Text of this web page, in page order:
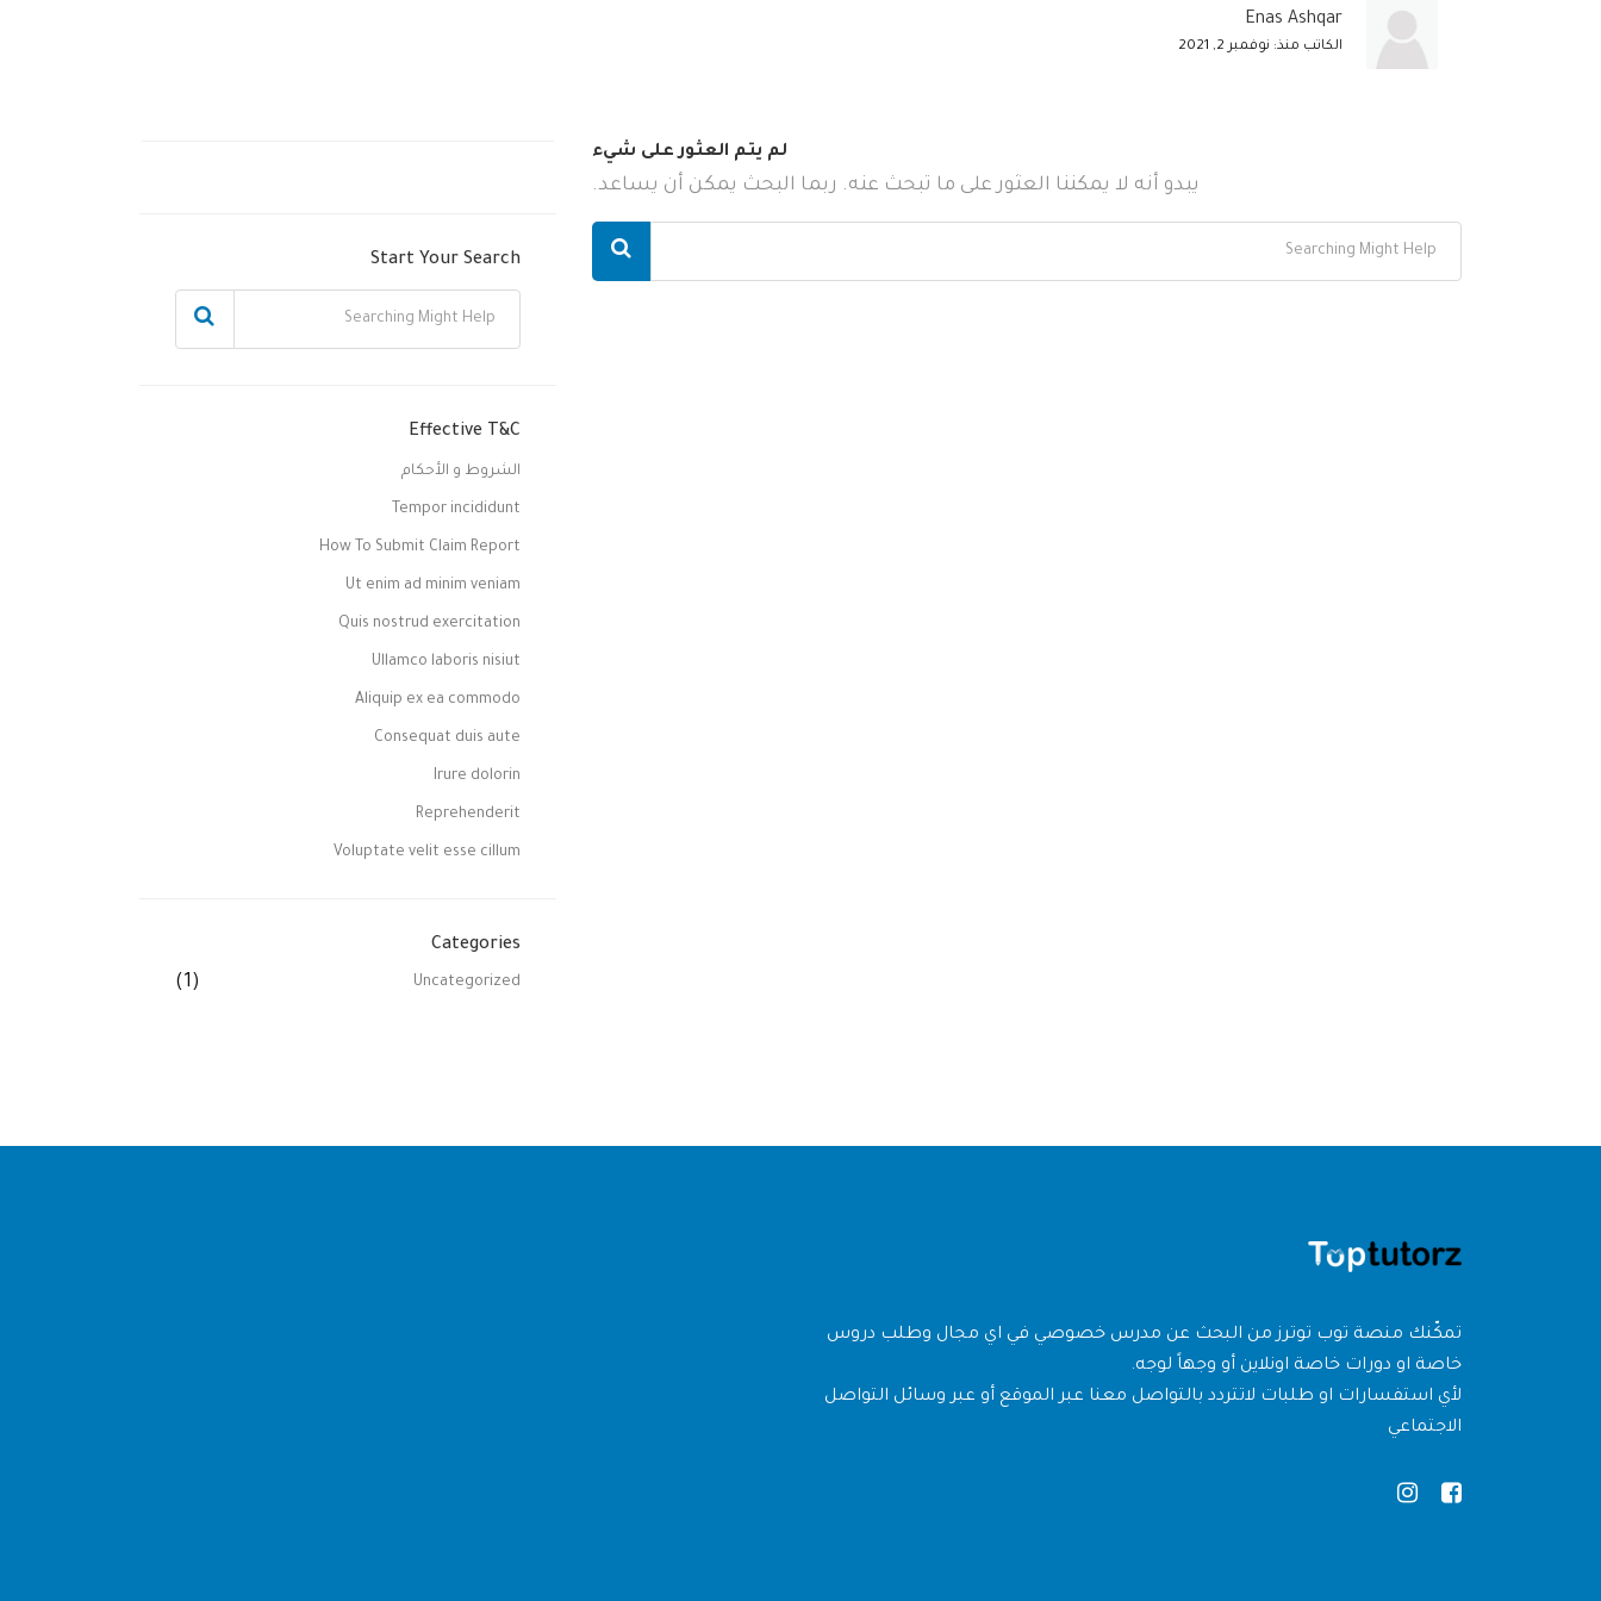
Enas Ashqar
الكاتب منذ: نوفمبر 2, 2021
لم يتم العثور على شيء
يبدو أنه لا يمكننا العثور على ما تبحث عنه. ربما البحث يمكن أن يساعد.
Start Your Search
Effective T&C
الشروط و الأحكام
Tempor incididunt
How To Submit Claim Report
Ut enim ad minim veniam
Quis nostrud exercitation
Ullamco laboris nisiut
Aliquip ex ea commodo
Consequat duis aute
Irure dolorin
Reprehenderit
Voluptate velit esse cillum
Categories
Uncategorized
(1)
تمكّنك منصة توب توترز من البحث عن مدرس خصوصي في اي مجال وطلب دروس
خاصة او دورات خاصة اونلاين أو وجهاً لوجه.
لأي استفسارات او طلبات لاتتردد بالتواصل معنا عبر الموقع أو عبر وسائل التواصل
الاجتماعي